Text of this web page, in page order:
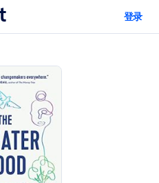
技能。
代做好准备。
登录